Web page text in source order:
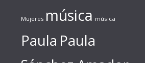
Mujeres música música
Paula Paula